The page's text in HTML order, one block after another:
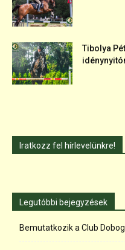
Tibolya
Iratkozz fel hírlevelünkre!
Legutóbbi bejegyzések
Bemutatkozik a Club